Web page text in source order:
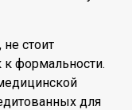
стоит
к формальности.
для